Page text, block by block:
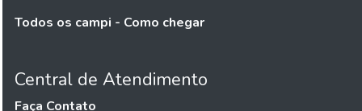
Todos os campi - Como chegar
Central de Atendimento
Faça Contato